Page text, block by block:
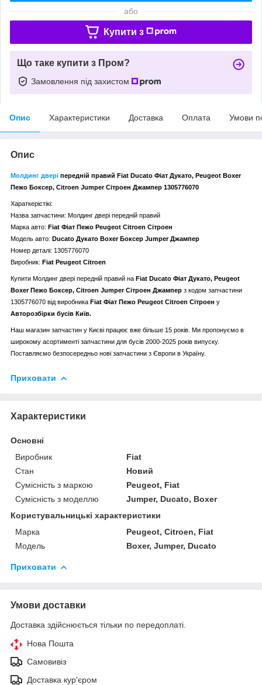
або
Купити з
Що таке купити з Пром?
Замовлення під захистом
Опис Характеристики Доставка Оплата Умови
Опис
Молдинг двері передній правий Fiat Ducato Фіат Дукато, Peugeot Boxer
Пежо Боксер, Citroen Jumper Сітроен Джампер 1305776070
Хараткерістікі:
Назва запчастини: Молдинг двері передній правий
Марка авто: Fiat Фіат Пежо Peugeot Citroen Сітроен
Модель авто: Ducato Дукато Boxer Боксер Jumper Джампер
Номер деталі: 1305776070
Виробник: Fiat Peugeot Citroen
Купити Молдинг двері передній правий на Fiat Ducato Фіат Дукато, Peugeot
Boxer Пежо Боксер, Citroen Jumper Сітроен Джампер з кодом запчастини
1305776070 від виробника Fiat Фіат Пежо Peugeot Citroen Сітроен у
Авторозбірки бусів Київ.
Наш магазин запчастин у Києві працює вже більше 15 років. Ми пропонуємо в
широкому асортименті запчастини для бусів 2000-2025 років випуску.
Поставляємо безпосередньо нові запчастини з Європи в Україну.
Приховати
Характеристики
Основні
Виробник
Fiat
Стан
Новий
Сумісність з маркою
Peugeot, Fiat
Сумісність з моделлю
Jumper, Ducato, Boxer
Користувальницькі характеристики
Марка
Peugeot, Citroen, Fiat
Мoдель
Boxer, Jumper, Ducato
Приховати
Умови доставки
Доставка здійснюється тільки по передоплаті.
Нова Пошта
Самовивіз
Доставка кур'єром